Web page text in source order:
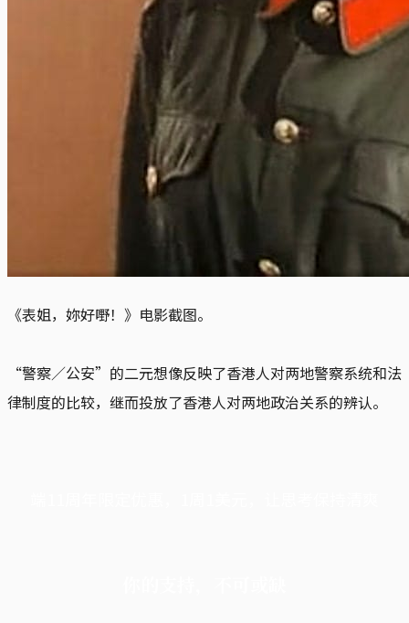
《表姐，妳好嘢！》电影截图。
“警察／公安”的二元想像反映了香港人对两地警察系统和法
律制度的比较，继而投放了香港人对两地政治关系的辨认。